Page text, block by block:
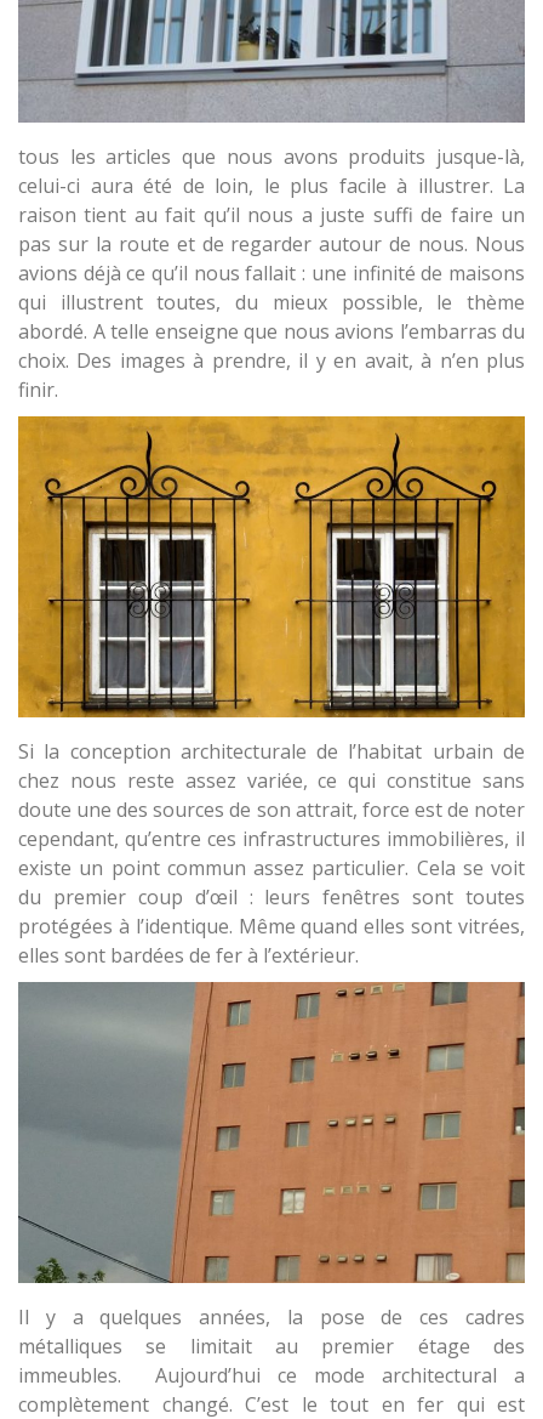
tous les articles que nous avons produits jusque-là,
celui-ci aura été de loin, le plus facile à illustrer. La
raison tient au fait qu’il nous a juste suffi de faire un
pas sur la route et de regarder autour de nous. Nous
avions déjà ce qu’il nous fallait : une infinité de maisons
qui illustrent toutes, du mieux possible, le thème
abordé. A telle enseigne que nous avions l’embarras du
choix. Des images à prendre, il y en avait, à n’en plus
finir.
Si la conception architecturale de l’habitat urbain de
chez nous reste assez variée, ce qui constitue sans
doute une des sources de son attrait, force est de noter
cependant, qu’entre ces infrastructures immobilières, il
existe un point commun assez particulier. Cela se voit
du premier coup d’œil : leurs fenêtres sont toutes
protégées à l’identique. Même quand elles sont vitrées,
elles sont bardées de fer à l’extérieur.
Il y a quelques années, la pose de ces cadres
métalliques se limitait au premier étage des
immeubles. Aujourd’hui ce mode architectural a
complètement changé. C’est le tout en fer qui est